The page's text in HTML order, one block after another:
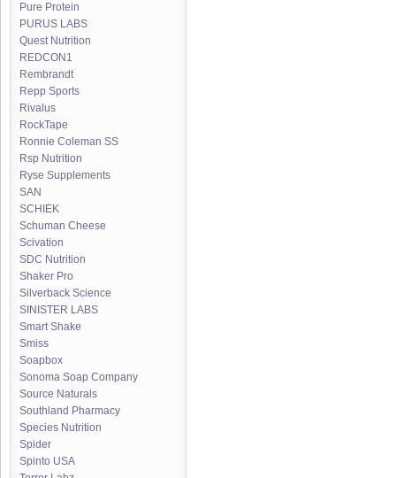
Pure Protein
PURUS LABS
Quest Nutrition
REDCON1
Rembrandt
Repp Sports
Rivalus
RockTape
Ronnie Coleman SS
Rsp Nutrition
Ryse Supplements
SAN
SCHIEK
Schuman Cheese
Scivation
SDC Nutrition
Shaker Pro
Silverback Science
SINISTER LABS
Smart Shake
Smiss
Soapbox
Sonoma Soap Company
Source Naturals
Southland Pharmacy
Species Nutrition
Spider
Spinto USA